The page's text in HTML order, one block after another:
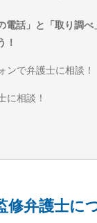
電話」と「取り調
！
ンで弁護士に相談！
に相談！
修弁護士に